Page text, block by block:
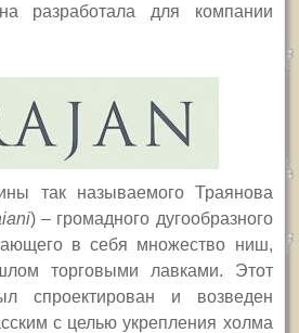
разработала для компании
так называемого Траянова
) – громадного дугообразного
в себя множество ниш,
торговыми лавками. Этот
спроектирован и возведен
с целью укрепления холма